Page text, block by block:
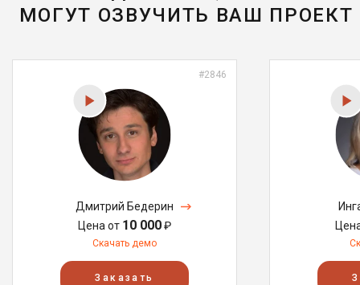
МОГУТ ОЗВУЧИТЬ ВАШ ПРОЕКТ
#2846
Дмитрий Бедерин
Цена от 10 000₽
Скачать демо
Заказать